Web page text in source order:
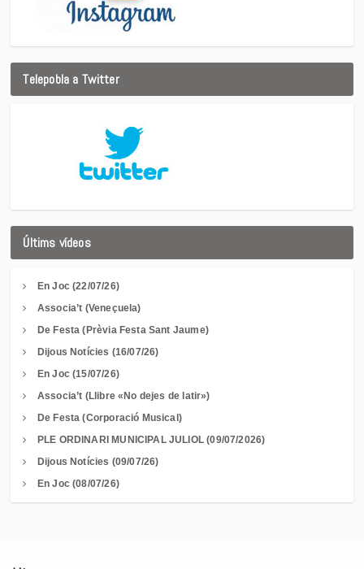
Telepobla a Twitter
Últims vídeos
En Joc (22/07/26)
Associa’t (Veneçuela)
De Festa (Prèvia Festa Sant Jaume)
Dijous Notícies (16/07/26)
En Joc (15/07/26)
Associa’t (Llibre «No dejes de latir»)
De Festa (Corporació Musical)
PLE ORDINARI MUNICIPAL JULIOL (09/07/2026)
Dijous Notícies (09/07/26)
En Joc (08/07/26)